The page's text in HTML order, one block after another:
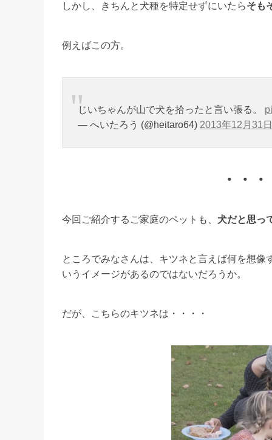
しかし、きちんと犬種を特定せずにいたらそも
例えばこの方。
じいちゃんが山で犬を拾ったと言い張る。
— へいたろう (@heitaro64) 2013年12月31日
・・
今回ご紹介するご家庭のペットも、 犬だと思っ
ところでみなさんは、キツネと言えば何を想
いうイメージがあるのではないだろうか。
だが、こちらのキツネは・・・・